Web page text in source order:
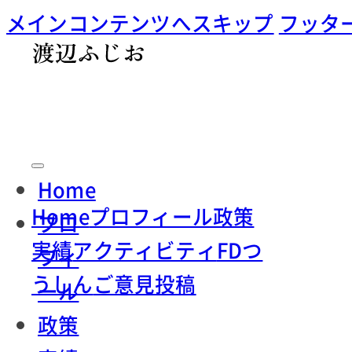
メインコンテンツへスキップ フッタ
Home
プロ
フィ
ール
政策
Homeプロフィール政策
実績アクティビティFDつ
うしんご意見投稿